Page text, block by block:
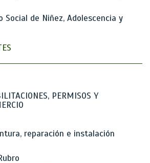
Social de Niñez, Adolescencia y
PERMISOS Y
reparación e instalación